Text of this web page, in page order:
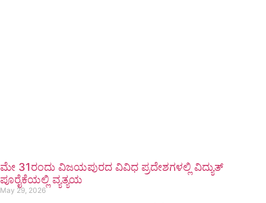
ಮೇ 31ರಂದು ವಿಜಯಪುರದ ವಿವಿಧ ಪ್ರದೇಶಗಳಲ್ಲಿ ವಿದ್ಯುತ್
ಪೂರೈಕೆಯಲ್ಲಿ ವ್ಯತ್ಯಯ
May 29, 2026